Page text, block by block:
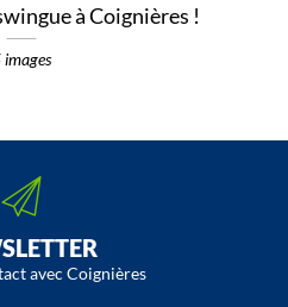
à Coignières !
images
avec Coignières